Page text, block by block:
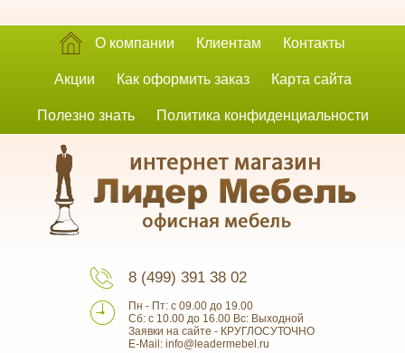
О компании Клиентам Контакты
Акции Как оформить заказ Карта сайта
Полезно знать Политика конфиденциальности
8 (499) 391 38 02
Пн - Пт: с 09.00 до 19.00
Сб: с 10.00 до 16.00 Вс: Выходной
Заявки на сайте - КРУГЛОСУТОЧНО
E-Mail: info@leadermebel.ru